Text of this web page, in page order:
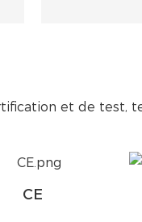
et de test,
CE